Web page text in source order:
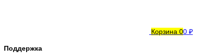
Корзина 00 ₽
Поддержка